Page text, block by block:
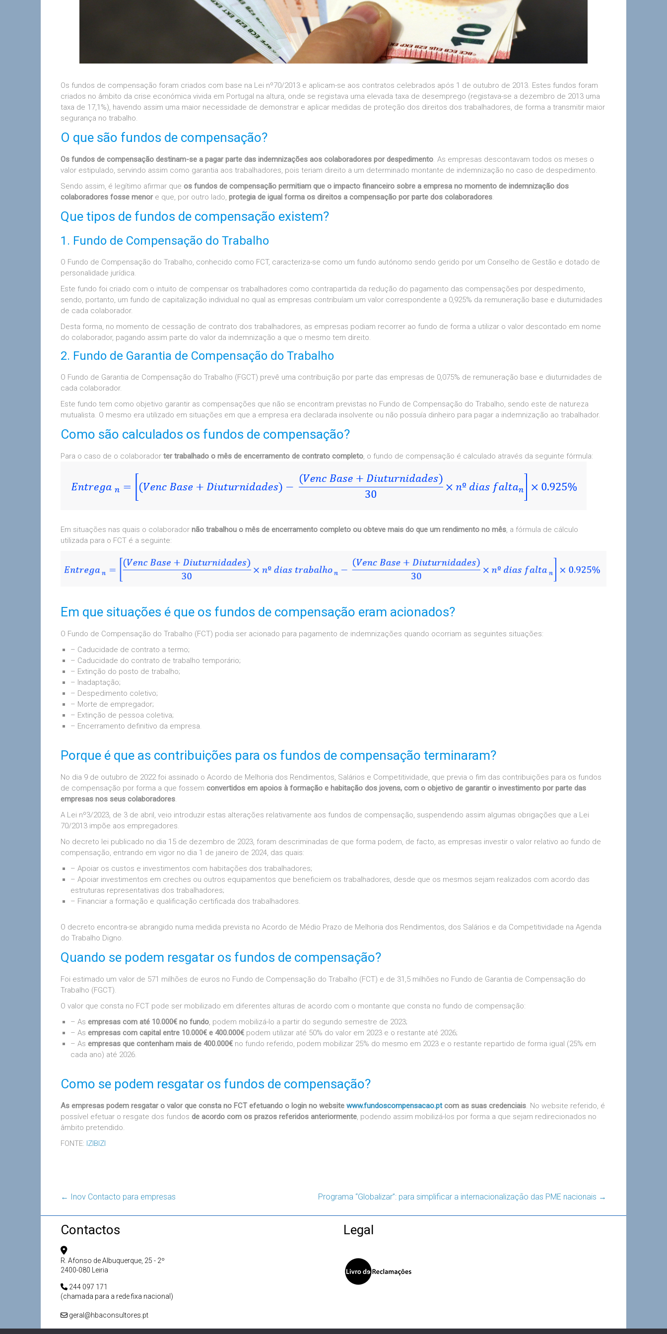
Os fundos de compensação foram criados com base na Lei nº70/2013 e aplicam-se aos contratos celebrados após 1 de outubro de 2013. Estes fundos foram
criados no âmbito da crise económica vivida em Portugal na altura, onde se registava uma elevada taxa de desemprego (registava-se a dezembro de 2013 uma
taxa de 17,1%), havendo assim uma maior necessidade de demonstrar e aplicar medidas de proteção dos direitos dos trabalhadores, de forma a transmitir maior
segurança no trabalho.
O que são fundos de compensação?
Os fundos de compensação destinam-se a pagar parte das indemnizações aos colaboradores por despedimento. As empresas descontavam todos os meses o
valor estipulado, servindo assim como garantia aos trabalhadores, pois teriam direito a um determinado montante de indemnização no caso de despedimento.
Sendo assim, é legítimo afirmar que os fundos de compensação permitiam que o impacto financeiro sobre a empresa no momento de indemnização dos
colaboradores fosse menore que, por outro lado, protegia de igual forma os direitos a compensação por parte dos colaboradores.
Que tipos de fundos de compensação existem?
1. Fundo de Compensação do Trabalho
O Fundo de Compensação do Trabalho, conhecido como FCT, caracteriza-se como um fundo autónomo sendo gerido por um Conselho de Gestão e dotado de
personalidade jurídica.
Este fundo foi criado com o intuito de compensar os trabalhadores como contrapartida da redução do pagamento das compensações por despedimento,
sendo, portanto, um fundo de capitalização individual no qual as empresas contribuíam um valor correspondente a 0,925% da remuneração base e diuturnidades
de cada colaborador.
Desta forma, no momento de cessação de contrato dos trabalhadores, as empresas podiam recorrer ao fundo de forma a utilizar o valor descontado em nome
do colaborador, pagando assim parte do valor da indemnização a que o mesmo tem direito.
2. Fundo de Garantia de Compensação do Trabalho
O Fundo de Garantia de Compensação do Trabalho (FGCT) prevê uma contribuição por parte das empresas de 0,075% de remuneração base e diuturnidades de
cada colaborador.
Este fundo tem como objetivo garantir as compensações que não se encontram previstas no Fundo de Compensação do Trabalho, sendo este de natureza
mutualista. O mesmo era utilizado em situações em que a empresa era declarada insolvente ou não possuía dinheiro para pagar a indemnização ao trabalhador.
Como são calculados os fundos de compensação?
Para o caso de o colaborador ter trabalhado o mês de encerramento de contrato completo, o fundo de compensação é calculado através da seguinte fórmula:
Em situações nas quais o colaborador não trabalhou o mês de encerramento completo ou obteve mais do que um rendimento no mês, a fórmula de cálculo
utilizada para o FCT é a seguinte:
Em que situações é que os fundos de compensação eram acionados?
O Fundo de Compensação do Trabalho (FCT) podia ser acionado para pagamento de indemnizações quando ocorriam as seguintes situações:
– Caducidade de contrato a termo;
– Caducidade do contrato de trabalho temporário;
– Extinção do posto de trabalho;
– Inadaptação;
– Despedimento coletivo;
– Morte de empregador;
– Extinção de pessoa coletiva;
– Encerramento definitivo da empresa.
Porque é que as contribuições para os fundos de compensação terminaram?
No dia 9 de outubro de 2022 foi assinado o Acordo de Melhoria dos Rendimentos, Salários e Competitividade, que previa o fim das contribuições para os fundos
de compensação por forma a que fossem convertidos em apoios à formação e habitação dos jovens, com o objetivo de garantir o investimento por parte das
empresas nos seus colaboradores.
A Lei nº3/2023, de 3 de abril, veio introduzir estas alterações relativamente aos fundos de compensação, suspendendo assim algumas obrigações que a Lei
70/2013 impõe aos empregadores.
No decreto lei publicado no dia 15 de dezembro de 2023, foram descriminadas de que forma podem, de facto, as empresas investir o valor relativo ao fundo de
compensação, entrando em vigor no dia 1 de janeiro de 2024, das quais:
– Apoiar os custos e investimentos com habitações dos trabalhadores;
– Apoiar investimentos em creches ou outros equipamentos que beneficiem os trabalhadores, desde que os mesmos sejam realizados com acordo das
estruturas representativas dos trabalhadores;
– Financiar a formação e qualificação certificada dos trabalhadores.
O decreto encontra-se abrangido numa medida prevista no Acordo de Médio Prazo de Melhoria dos Rendimentos, dos Salários e da Competitividade na Agenda
do Trabalho Digno.
Quando se podem resgatar os fundos de compensação?
Foi estimado um valor de 571 milhões de euros no Fundo de Compensação do Trabalho (FCT) e de 31,5 milhões no Fundo de Garantia de Compensação do
Trabalho (FGCT).
O valor que consta no FCT pode ser mobilizado em diferentes alturas de acordo com o montante que consta no fundo de compensação:
– As empresas com até 10.000€ no fundo, podem mobilizá-lo a partir do segundo semestre de 2023;
– As empresas com capital entre 10.000€ e 400.000€ podem utilizar até 50% do valor em 2023 e o restante até 2026;
– As empresas que contenham mais de 400.000€ no fundo referido, podem mobilizar 25% do mesmo em 2023 e o restante repartido de forma igual (25% em
cada ano) até 2026.
Como se podem resgatar os fundos de compensação?
As empresas podem resgatar o valor que consta no FCT efetuando o login no website www.fundoscompensacao.ptcom as suas credenciais. No website referido, é
possível efetuar o resgate dos fundos de acordo com os prazos referidos anteriormente, podendo assim mobilizá-los por forma a que sejam redirecionados no
âmbito pretendido.
FONTE: IZIBIZI
← Inov Contacto para empresas Programa “Globalizar”: para simplificar a internacionalização das PME nacionais →
Contactos
R. Afonso de Albuquerque, 25 - 2º
2400-080 Leiria
244 097 171
(chamada para a rede fixa nacional)
geral@hbaconsultores.pt
Legal